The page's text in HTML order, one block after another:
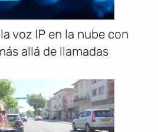
voz IP en la nube con
allá de llamadas